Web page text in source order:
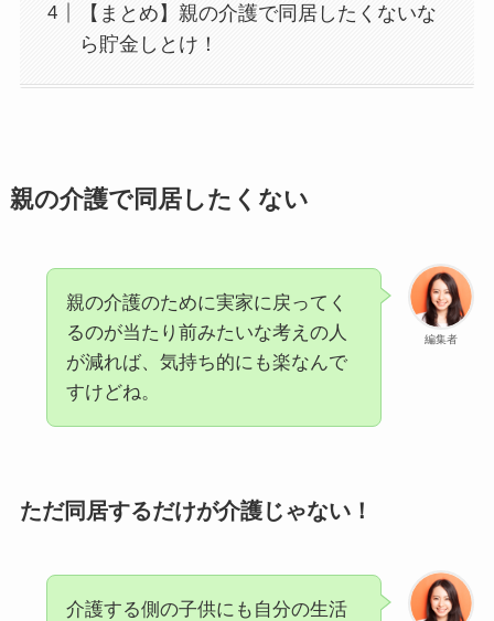
【まとめ】親の介護で同居したくないな
ら貯金しとけ！
親の介護で同居したくない
編集者
親の介護のために実家に戻ってく
るのが当たり前みたいな考えの人
が減れば、気持ち的にも楽なんで
すけどね。
ただ同居するだけが介護じゃない！
介護する側の子供にも自分の生活